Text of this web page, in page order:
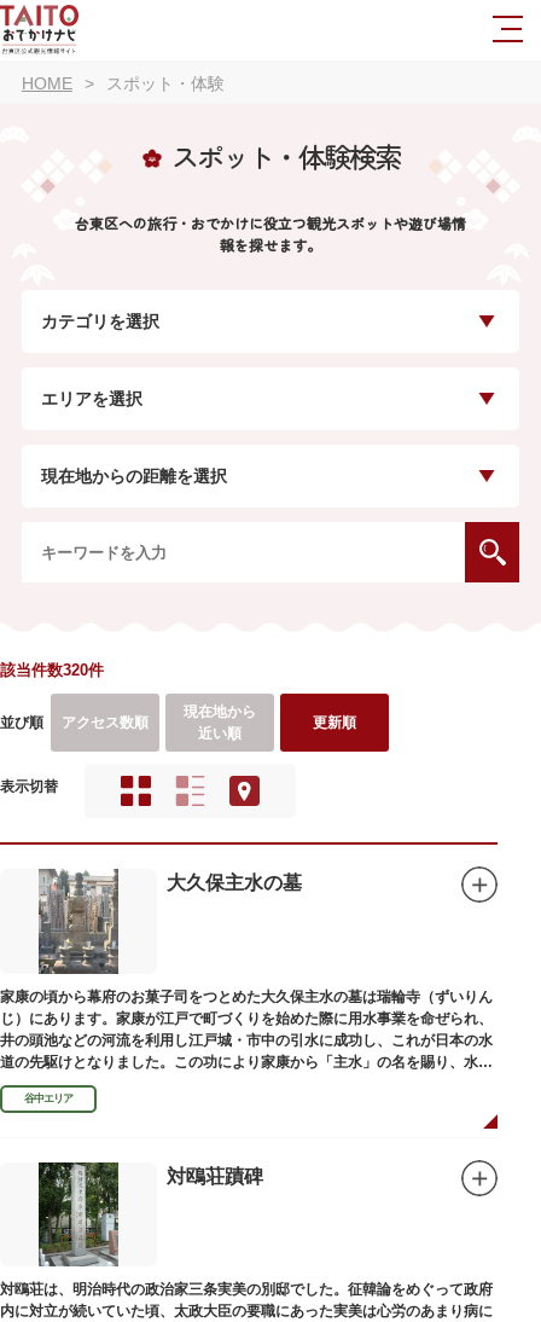
HOME スポット・体験
スポット・体験検索
台東区への旅行・おでかけに役立つ観光スポットや遊び場情
報を探せます。
カテゴリを選択
エリアを選択
現在地からの距離を選択
該当件数320件
並び順 アクセス数順
現在地から
近い順
更新順
表示切替
大久保主水の墓
家康の頃から幕府のお菓子司をつとめた大久保主水の墓は瑞輪寺（ずいりん
じ）にあります。家康が江戸で町づくりを始めた際に用水事業を命ぜられ、
井の頭池などの河流を利用し江戸城・市中の引水に成功し、これが日本の水
道の先駆けとなりました。この功により家康から「主水」の名を賜り、水は
濁らざるを尊しとして「もんと」と読むようになったといわれます。
谷中エリア
対鴎荘蹟碑
対鴎荘は、明治時代の政治家三条実美の別邸でした。征韓論をめぐって政府
内に対立が続いていた頃、太政大臣の要職にあった実美は心労のあまり病に